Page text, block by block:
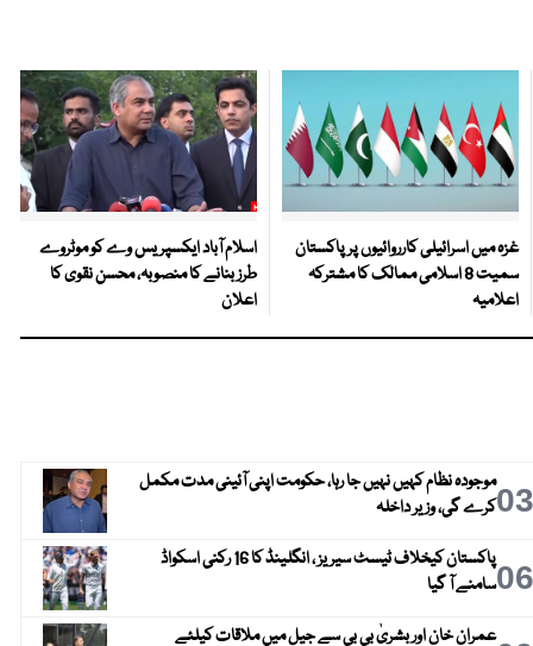
غزہ میں اسرائیلی کارروائیوں پر پاکستان
سمیت 8 اسلامی ممالک کا مشترکہ
اعلامیہ
اسلام آباد ایکسپریس وے کو موٹروے
طرز بنانے کا منصوبہ، محسن نقوی کا
اعلان
03موجودہ نظام کہیں نہیں جا رہا، حکومت اپنی آئینی مدت مکمل
کرے گی، وزیر داخلہ
06
پاکستان کیخلاف ٹیسٹ سیریز ، انگلینڈ کا 16 رکنی اسکواڈ
سامنے آ گیا
عمران خان اور بشریٰ بی بی سے جیل میں ملاقات کیلئے